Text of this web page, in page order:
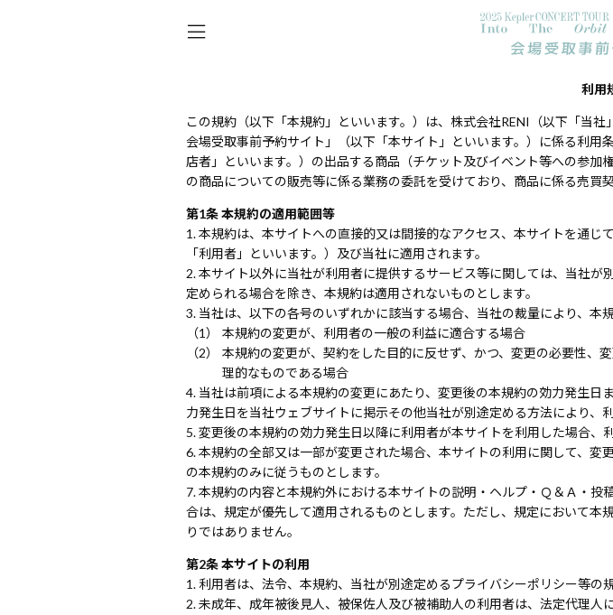
利用
この規約（以下「本規約」といいます。）は、株式会社RENI（以下「当
会場受取事前予約サイト」（以下「本サイト」といいます。）に係る利
店者」といいます。）の出品する商品（チケット及びイベント等への参
の商品についての販売等に係る業務の委託を受けており、商品に係る売買
第1条 本規約の適用範囲等
本規約は、本サイトへの直接的又は間接的なアクセス、本サイトを通
「利用者」といいます。）及び当社に適用されます。
本サイト以外に当社が利用者に提供するサービス等に関しては、当社
定められる場合を除き、本規約は適用されないものとします。
当社は、以下の各号のいずれかに該当する場合、当社の裁量により、本
本規約の変更が、利用者の一般の利益に適合する場合
本規約の変更が、契約をした目的に反せず、かつ、変更の必要性、
理的なものである場合
当社は前項による本規約の変更にあたり、変更後の本規約の効力発生
力発生日を当社ウェブサイトに掲示その他当社が別途定める方法により、
変更後の本規約の効力発生日以降に利用者が本サイトを利用した場合、
本規約の全部又は一部が変更された場合、本サイトの利用に関して、
の本規約のみに従うものとします。
本規約の内容と本規約外における本サイトの説明・ヘルプ・Ｑ＆Ａ・
合は、規定が優先して適用されるものとします。ただし、規定において
りではありません。
第2条 本サイトの利用
利用者は、法令、本規約、当社が別途定めるプライバシーポリシー等の
未成年、成年被後見人、被保佐人及び被補助人の利用者は、法定代理